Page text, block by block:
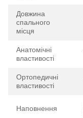
Довжина
спального
місця
Анатомічні
властивості
Ортопедичні
властивості
Наповнення